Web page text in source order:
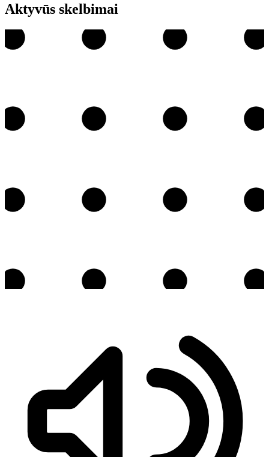
Aktyvūs skelbimai